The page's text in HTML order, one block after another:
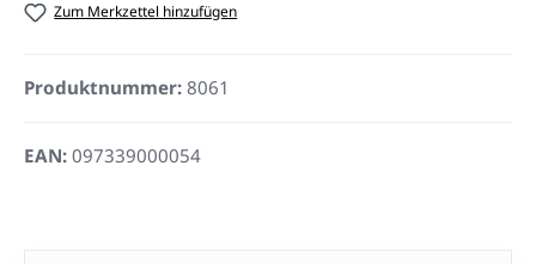
Zum Merkzettel hinzufügen
Produktnummer: 8061
EAN: 097339000054